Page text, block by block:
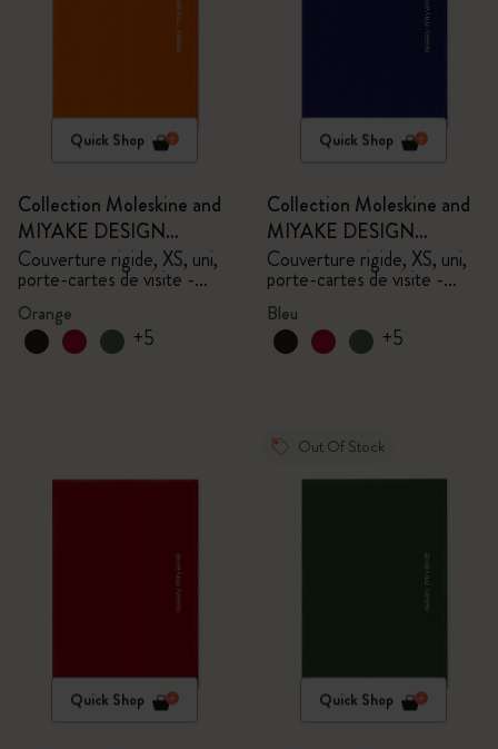
Quick Shop
Collection Moleskine and
MIYAKE DESIGN
STUDIO en Édition
Limitée
Couverture rigide, XS, uni,
porte-cartes de visite -
avec boîte
Orange
+5
Quick Shop
Collection Moleskine and
MIYAKE DESIGN
STUDIO en Édition
Limitée
Couverture rigide, XS, uni,
porte-cartes de visite -
avec boîte
Bleu
+5
Quick Shop
Out Of Stock
Quick Shop